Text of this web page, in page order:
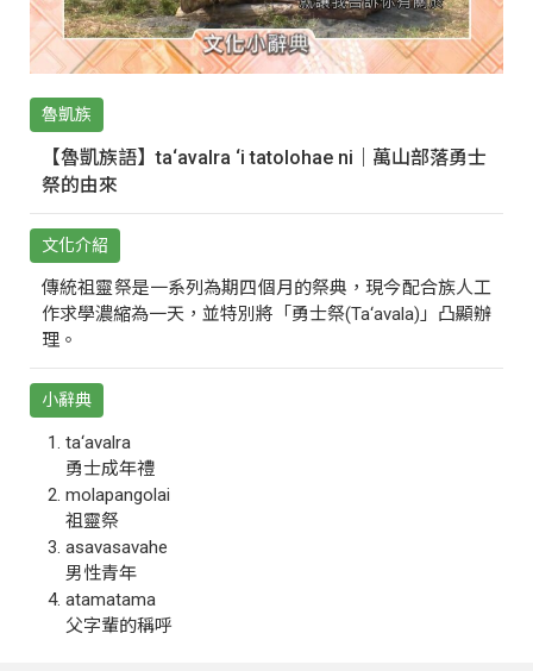
魯凱族
【魯凱族語】ta‘avalra ‘i tatolohae ni｜萬山部落勇士
祭的由來
文化介紹
傳統祖靈祭是一系列為期四個月的祭典，現今配合族人工
作求學濃縮為一天，並特別將「勇士祭(Ta‘avala)」凸顯辦
理。
小辭典
ta‘avalra
勇士成年禮
molapangolai
祖靈祭
asavasavahe
男性青年
atamatama
父字輩的稱呼